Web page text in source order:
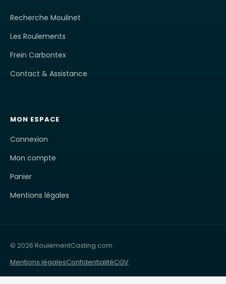
Recherche Moulinet
Les Roulements
Frein Carbontex
Contact & Assistance
MON ESPACE
Connexion
Mon compte
Panier
Mentions légales
© 2026 RoulementCasting.com
Mentions légalesConfidentialitéCGV